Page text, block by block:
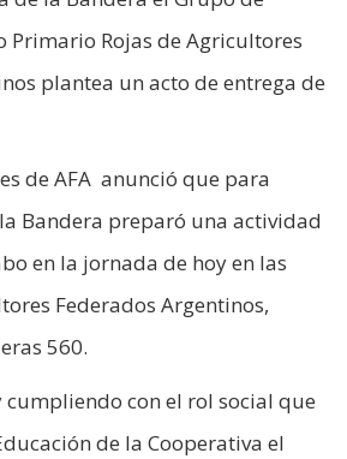
Primario Rojas de Agricultores
plantea un acto de entrega de
de AFA anunció que para
Bandera preparó una actividad
en la jornada de hoy en las
Federados Argentinos,
560.
cumpliendo con el rol social que
de la Cooperativa el